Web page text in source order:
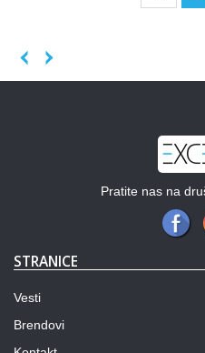
Pratite nas na
STRANICE
Vesti
Brendovi